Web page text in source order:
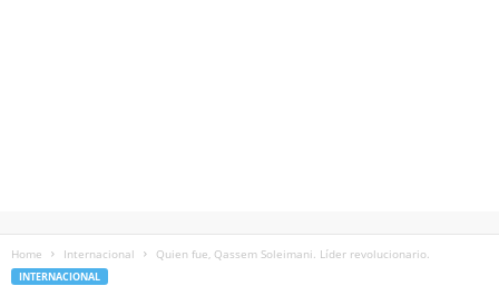
Home Internacional Quien fue, Qassem Soleimani. Líder revolucionario.
INTERNACIONAL